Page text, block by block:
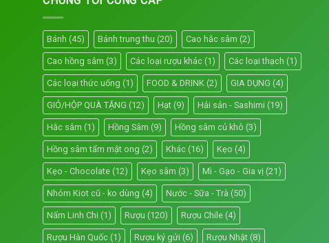
Bánh (45) Bánh trung thu (20) Cao hắc sâm (2)
Cao hồng sâm (3) Các loại rượu khác (1) Các loại thạch (1)
Các loại thức uống (1) FOOD & DRINK (2) GIA DỤNG (4)
GIỎ/HỘP QUÀ TẶNG (12) Hạt (9) Hải sản - Sashimi (19)
Hắc sâm (1) Hồng Sâm (9) Hồng sâm củ khô (3)
Hồng sâm tẩm mật ong (2) Khác (16) Kẹo (4)
Kẹo - Chocolate (12) Kẹo sâm (3) Mì - Gạo - Gia vị (21)
Nhóm Kiot cũ - ko dùng (4) Nước - Sữa - Trà (50)
Nấm Linh Chi (1) Rượu (120) Rượu Chile (4)
Rượu Hàn Quốc (1) Rượu ký gửi (6) Rượu Nhật (8)